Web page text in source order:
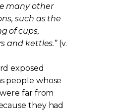
many other
such as the
of cups,
and kettles.”(v.
exposed
people whose
far from
they had